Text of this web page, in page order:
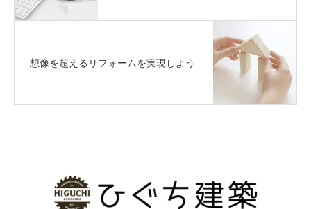
想像を超えるリフォームを実現しよう